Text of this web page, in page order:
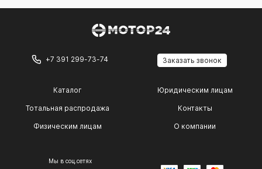
+7 391 299-73-74 Заказать звонок
Каталог
Тотальная распродажа
Физическим лицам
Юридическим лицам
Контакты
О компании
Мы в соц.сетях